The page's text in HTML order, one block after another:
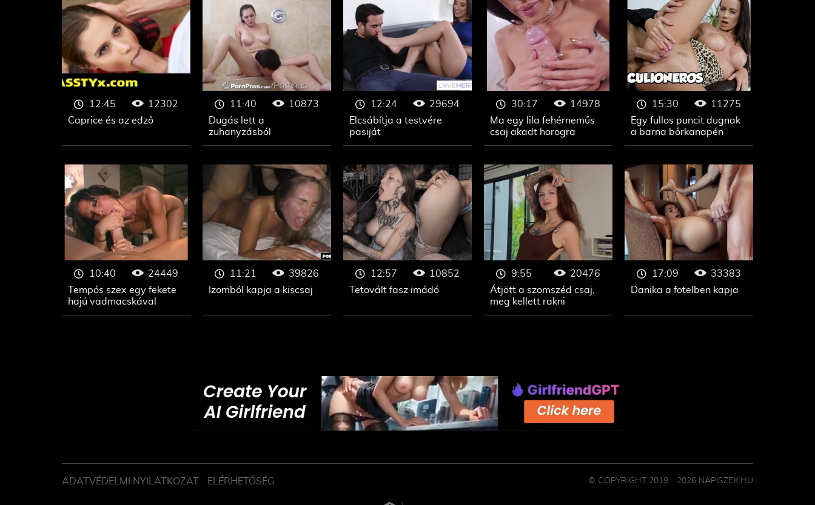
Caprice és az edző
12:45
12302
Dugás lett a
zuhanyzásból
11:40
10873
Elcsábítja a testvére
pasiját
12:24
29694
Ma egy lila fehérneműs
csaj akadt horogra
30:17
14978
Egy fullos puncit dugnak
a barna bőrkanapén
15:30 11275
Tempós szex egy fekete
hajú vadmacskával
10:40
24449
Izomból kapja a kiscsaj
11:21
39826
Tetovált fasz imádó
12:57
10852
Átjött a szomszéd csaj,
meg kellett rakni
9:55
20476
Danika a fotelben kapja
17:09 33383
ADATVÉDELMI NYILATKOZAT ELÉRHETŐSÉG © COPYRIGHT 2019 - 2026 NAPISZEX.HU